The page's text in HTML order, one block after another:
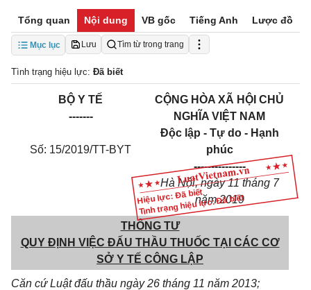
Tổng quan Nội dung VB gốc Tiếng Anh Lược đồ
Mục lục Lưu Tìm từ trong trang
Tình trạng hiệu lực: Đã biết
Hiệu lực: Đã biết
Tình trạng hiệu lực: Đã biết
BỘ Y TẾ
-------
Số: 15/2019/TT-BYT
CỘNG HÒA XÃ HỘI CHỦ
NGHĨA VIỆT NAM
Độc lập - Tự do - Hạnh
phúc
---------------
Hà Nội, ngày 11 tháng 7
năm 2019
THÔNG TƯ
QUY ĐỊNH VIỆC ĐẤU THẦU THUỐC TẠI CÁC CƠ
SỞ Y TẾ CÔNG LẬP
Căn cứ Luật đấu thầu ngày 26 tháng 11 năm 2013;